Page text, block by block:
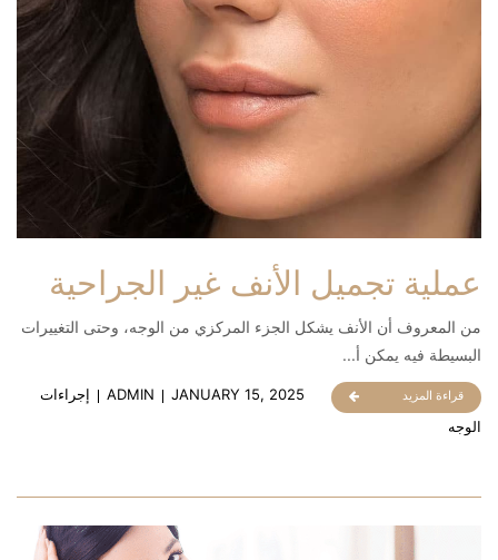
عملية تجميل الأنف غير الجراحية
من المعروف أن الأنف يشكل الجزء المركزي من الوجه، وحتى التغييرات
البسيطة فيه يمكن أ...
قراءة المزيد ADMIN JANUARY 15, 2025
إجراءات
الوجه